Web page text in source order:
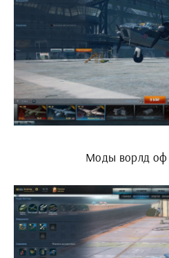
Моды ворлд оф